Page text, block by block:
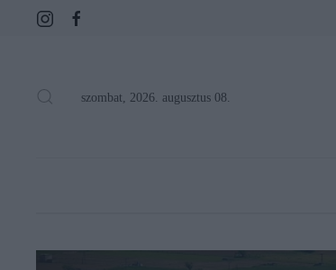
szombat, 2026. augusztus 08.